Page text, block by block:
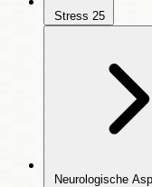
Stress 25
Neurologische